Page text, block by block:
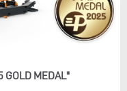
GOLD MEDAL"